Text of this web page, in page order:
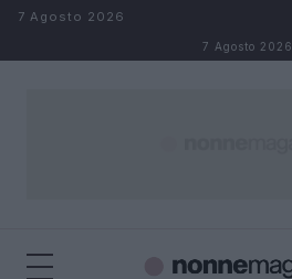
Salta al contenuto
7 Agosto 2026
7 Agosto 2026